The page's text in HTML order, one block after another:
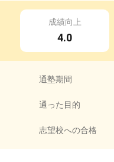
成績向上
4.0
通塾期間
通った目的
志望校への合格